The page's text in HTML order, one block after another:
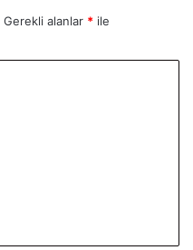
Gerekli alanlar * ile